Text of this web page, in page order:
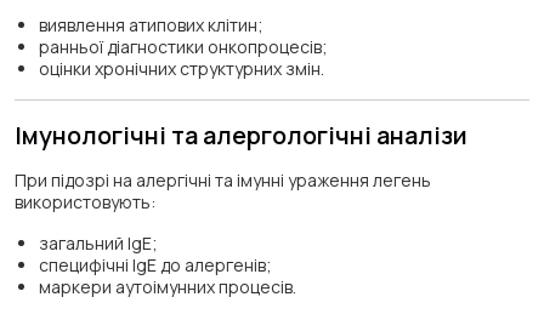
виявлення атипових клітин;
ранньої діагностики онкопроцесів;
оцінки хронічних структурних змін.
Імунологічні та алергологічні аналізи
При підозрі на алергічні та імунні ураження легень
використовують:
загальний IgE;
специфічні IgE до алергенів;
маркери аутоімунних процесів.